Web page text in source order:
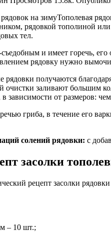
Тополевая
рядовкой тополиной
тел.
и имеет горечь,
рядовку нужно
получаются
очистки заливают большим
зависимости от размеров:
гриба, в течение его
солений рядовки: с
засолки
рецепт засолки
– 10 шт.;